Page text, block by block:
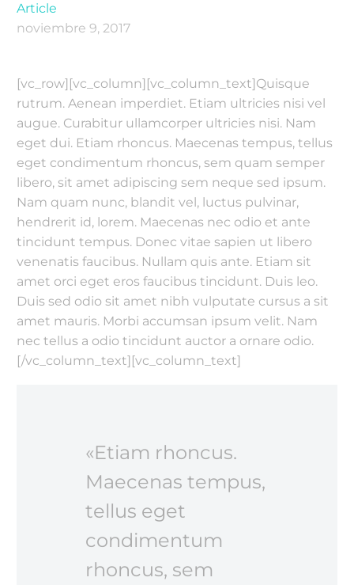
Article
noviembre 9, 2017
[vc_row][vc_column][vc_column_text]Quisque
rutrum. Aenean imperdiet. Etiam ultricies nisi vel
augue. Curabitur ullamcorper ultricies nisi. Nam
eget dui. Etiam rhoncus. Maecenas tempus, tellus
eget condimentum rhoncus, sem quam semper
libero, sit amet adipiscing sem neque sed ipsum.
Nam quam nunc, blandit vel, luctus pulvinar,
hendrerit id, lorem. Maecenas nec odio et ante
tincidunt tempus. Donec vitae sapien ut libero
venenatis faucibus. Nullam quis ante. Etiam sit
amet orci eget eros faucibus tincidunt. Duis leo.
Duis sed odio sit amet nibh vulputate cursus a sit
amet mauris. Morbi accumsan ipsum velit. Nam
nec tellus a odio tincidunt auctor a ornare odio.
[/vc_column_text][vc_column_text]
«Etiam rhoncus.
Maecenas tempus,
tellus eget
condimentum
rhoncus, sem